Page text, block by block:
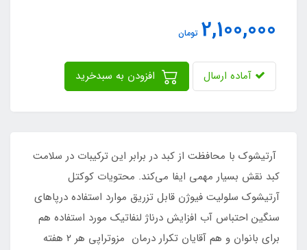
2,100,000 تومان
آماده ارسال
آرتیشوک با محافظت از کبد در برابر این ترکیبات در سلامت
کبد نقش بسیار مهمی ایفا می‌کند. محتویات کوکتل
آرتیشوک سلولیت فیوژن قابل تزریق موارد استفاده درپاهای
سنگین احتباس آب افزایش درناژ لنفاتیک مورد استفاده هم
برای بانوان و هم آقایان تکرار درمان مزوتراپی هر ۲ هفته